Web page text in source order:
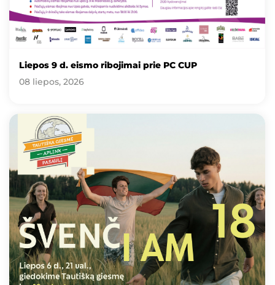
Liepos 9 d. eismo ribojimai prie PC CUP
08 liepos, 2026